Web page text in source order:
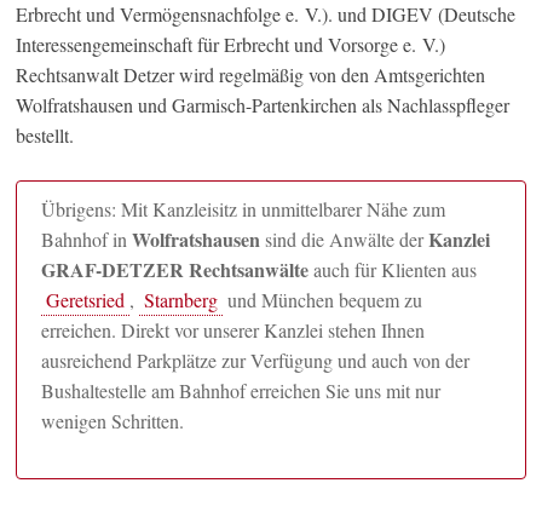
Erbrecht und Vermögensnachfolge e. V.). und DIGEV (Deutsche
Interessengemeinschaft für Erbrecht und Vorsorge e. V.)
Rechtsanwalt Detzer wird regelmäßig von den Amtsgerichten
Wolfratshausen und Garmisch-Partenkirchen als Nachlasspfleger
bestellt.
Übrigens: Mit Kanzleisitz in unmittelbarer Nähe zum
Bahnhof inWolfratshausensind die Anwälte derKanzlei
GRAF-DETZER Rechtsanwälteauch für Klienten aus
Geretsried , Starnberg und München bequem zu
erreichen. Direkt vor unserer Kanzlei stehen Ihnen
ausreichend Parkplätze zur Verfügung und auch von der
Bushaltestelle am Bahnhof erreichen Sie uns mit nur
wenigen Schritten.